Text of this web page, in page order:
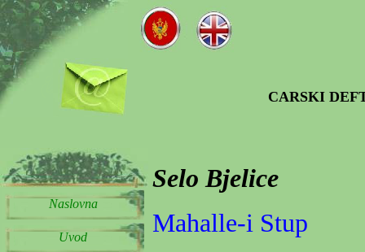
CARSKI
Naslovna
Uvod
Selo Bjelice
Mahalle-i Stup